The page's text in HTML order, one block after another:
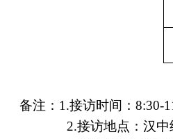
备注：1.接访时间：8:30-
2.接访地点：汉中经济技